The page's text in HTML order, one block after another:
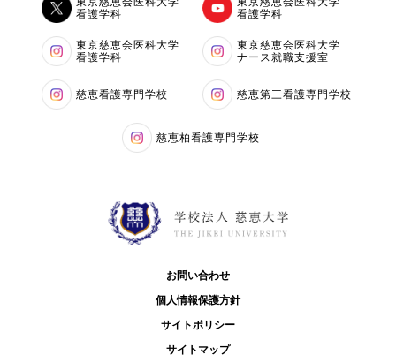
看護学科
看護学科
東京慈恵会医科大学
看護学科
東京慈恵会医科大学
ナース就職支援室
慈恵看護専門学校 慈恵第三看護専門学校
慈恵柏看護専門学校
お問い合わせ
個人情報保護方針
サイトポリシー
サイトマップ